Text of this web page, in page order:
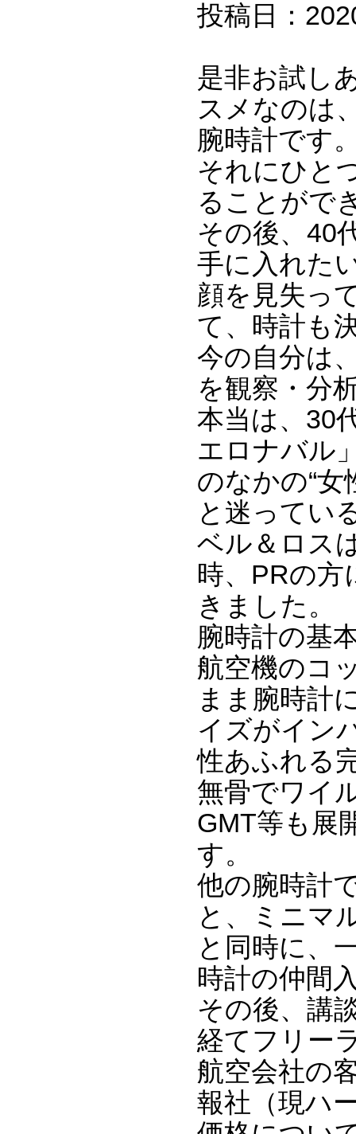
投稿日：
是非お試し
スメなのは
腕時計です
それにひと
ることがで
その後、40
手に入れた
顔を見失っ
て、時計も
今の自分は
を観察・分
本当は、30
エロナバル
のなかの“
と迷ってい
ベル＆ロス
時、PRの方
きました。
腕時計の基
航空機のコ
まま腕時計
イズがイン
性あふれる
無骨でワイ
GMT等も展
す。
他の腕時計
と、ミニマ
と同時に、
時計の仲間
その後、講
経てフリー
航空会社の
報社（現ハ